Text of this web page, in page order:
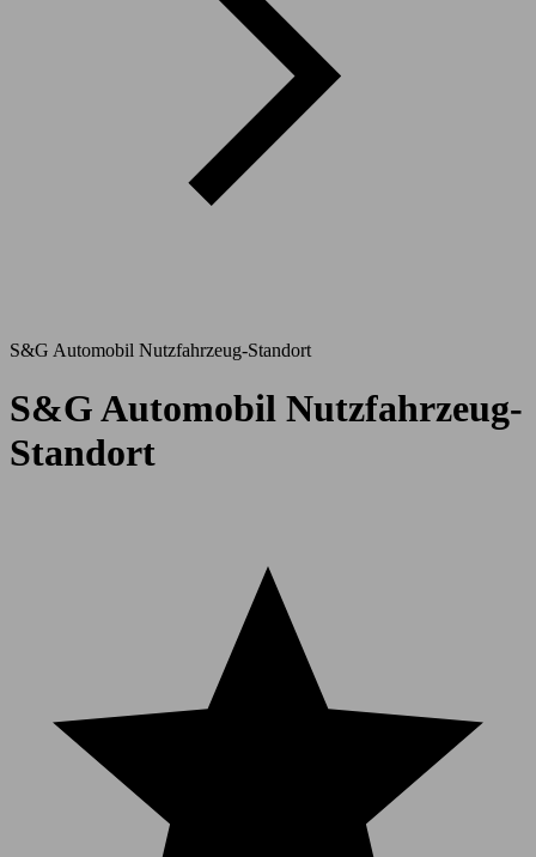
S&G Automobil Nutzfahrzeug-Standort
S&G Automobil Nutzfahrzeug-
Standort